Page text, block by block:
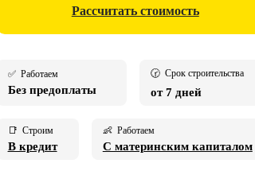
Рассчитать стоимость
✅ Работаем
Без предоплаты
🕝 Срок строительства
от 7 дней
📑 Строим
В кредит
👶 Работаем
С материнским капиталом